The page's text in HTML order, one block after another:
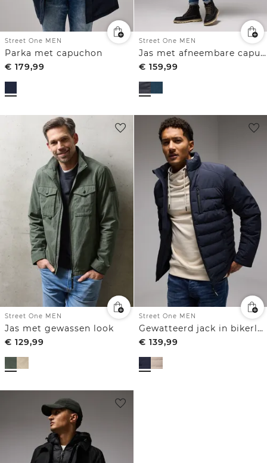
Street One MEN
Parka met capuchon
€ 179,99
Street One MEN
Jas met afneembare capuchon
€ 159,99
Street One MEN
Jas met gewassen look
€ 129,99
Street One MEN
Gewatteerd jack in bikerlook
€ 139,99